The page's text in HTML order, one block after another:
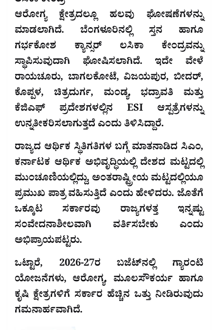
ಆರೋಗ್ಯ ಕ್ಷೇತ್ರದಲ್ಲೂ ಹಲವು ಘೋಷಣೆಗಳನ್ನು
ಮಾಡಲಾಗಿದೆ. ಬೆಂಗಳೂರಿನಲ್ಲಿ ಸ್ತನ ಹಾಗೂ
ಗರ್ಭಕೋಶ ಕ್ಯಾನ್ಸರ್ ಲಸಿಕಾ ಕೇಂದ್ರವನ್ನು
ಸ್ಥಾಪಿಸುವುದಾಗಿ ಘೋಷಿಸಲಾಗಿದೆ. ಇದೇ ವೇಳೆ
ರಾಯಚೂರು, ಬಾಗಲಕೋಟೆ, ವಿಜಯಪುರ, ಬೀದರ್,
ಕೊಪ್ಪಳ, ಚಿತ್ರದುರ್ಗ, ಮಂಡ್ಯ, ಭದ್ರಾವತಿ ಮತ್ತು
ಕೆಜಿಎಫ್ ಪ್ರದೇಶಗಳಲ್ಲಿನ ESI ಆಸ್ಪತ್ರೆಗಳನ್ನು
ಉನ್ನತೀಕರಿಸಲಾಗುತ್ತದೆ ಎಂದು ತಿಳಿಸಿದ್ದಾರೆ.
ರಾಜ್ಯದ ಆರ್ಥಿಕ ಸ್ಥಿತಿಗತಿಗಳ ಬಗ್ಗೆ ಮಾತನಾಡಿದ ಸಿಎಂ,
ಕರ್ನಾಟಕ ಆರ್ಥಿಕ ಅಭಿವೃದ್ಧಿಯಲ್ಲಿ ದೇಶದ ಮಟ್ಟದಲ್ಲಿ
ಮುಂಚೂಣಿಯಲ್ಲಿದ್ದು, ಅಂತರಾಷ್ಟ್ರೀಯ ಮಟ್ಟದಲ್ಲಿಯೂ
ಪ್ರಮುಖ ಪಾತ್ರ ವಹಿಸುತ್ತಿದೆ ಎಂದು ಹೇಳಿದರು. ಜೊತೆಗೆ
ಒಕ್ಕೂಟ ಸರ್ಕಾರವು ರಾಜ್ಯಗಳತ್ತ ಇನ್ನಷ್ಟು
ಸಂವೇದನಾಶೀಲವಾಗಿ ವರ್ತಿಸಬೇಕು ಎಂದು
ಅಭಿಪ್ರಾಯಪಟ್ಟರು.
ಒಟ್ಟಾರೆ, 2026-27ರ ಬಜೆಟ್‌ನಲ್ಲಿ ಗ್ಯಾರಂಟಿ
ಯೋಜನೆಗಳು, ಆರೋಗ್ಯ, ಮೂಲಸೌಕರ್ಯ ಹಾಗೂ
ಕೃಷಿ ಕ್ಷೇತ್ರಗಳಿಗೆ ಸರ್ಕಾರ ಹೆಚ್ಚಿನ ಒತ್ತು ನೀಡಿರುವುದು
ಗಮನಾರ್ಹವಾಗಿದೆ.